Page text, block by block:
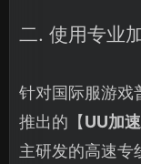
二. 使用专业
针对国际服游戏
推出的【UU加
主研发的高速专